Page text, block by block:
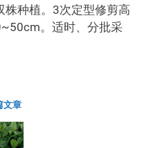
种植。3次定型修剪高
。适时、分批采
文章